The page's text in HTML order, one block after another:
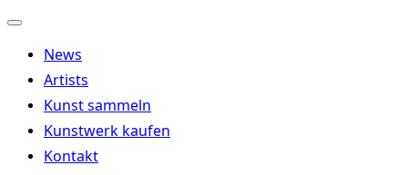
Navigation
umschalten
News
Artists
Kunst sammeln
Kunstwerk kaufen
Kontakt